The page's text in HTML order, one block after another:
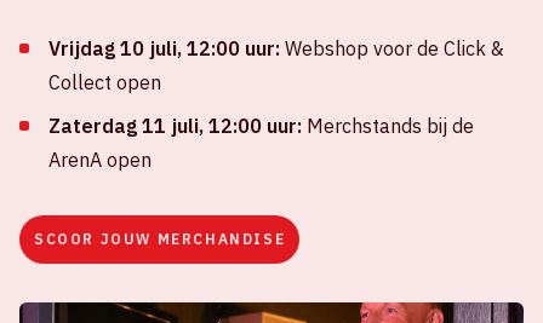
Vrijdag 10 juli, 12:00 uur: Webshop voor de Click &
Collect open
Zaterdag 11 juli, 12:00 uur: Merchstands bij de
ArenA open
SCOOR JOUW MERCHANDISE